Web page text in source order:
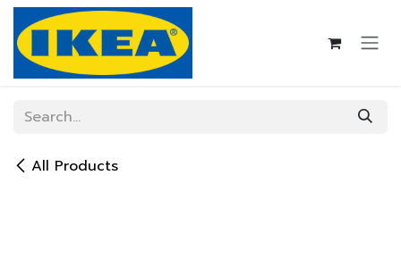
Skip to Content
All Products